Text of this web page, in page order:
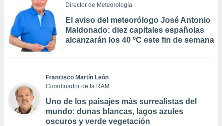
Director de Meteorología
El aviso del meteorólogo José Antonio
Maldonado: diez capitales españolas
alcanzarán los 40 ºC este fin de semana
Francisco Martín León
Coordinador de la RAM
Uno de los paisajes más surrealistas del
mundo: dunas blancas, lagos azules
oscuros y verde vegetación